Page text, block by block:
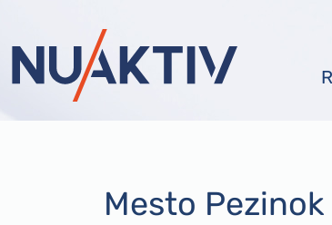
Mesto Pezinok